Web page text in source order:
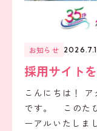
お知らせ
採用サイト
こんにちは！
です。 このた
ーアルいたしま